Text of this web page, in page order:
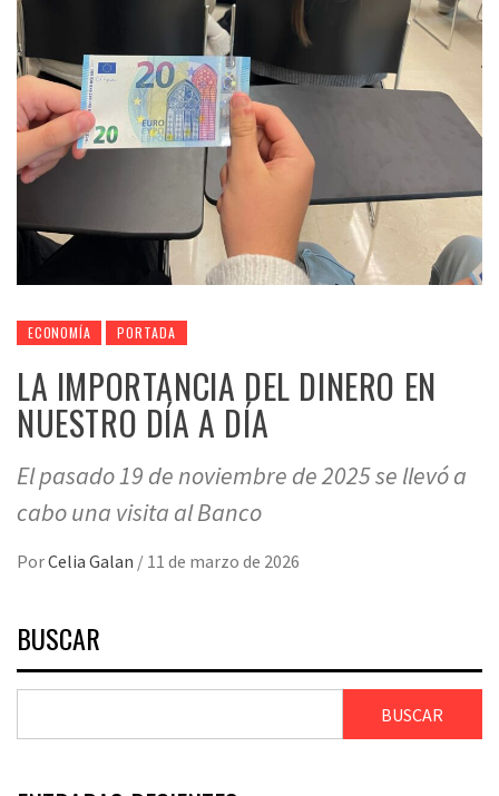
ECONOMÍA PORTADA
LA IMPORTANCIA DEL DINERO EN
NUESTRO DÍA A DÍA
El pasado 19 de noviembre de 2025 se llevó a
cabo una visita al Banco
PorCelia Galan / 11 de marzo de 2026
BUSCAR
BUSCAR